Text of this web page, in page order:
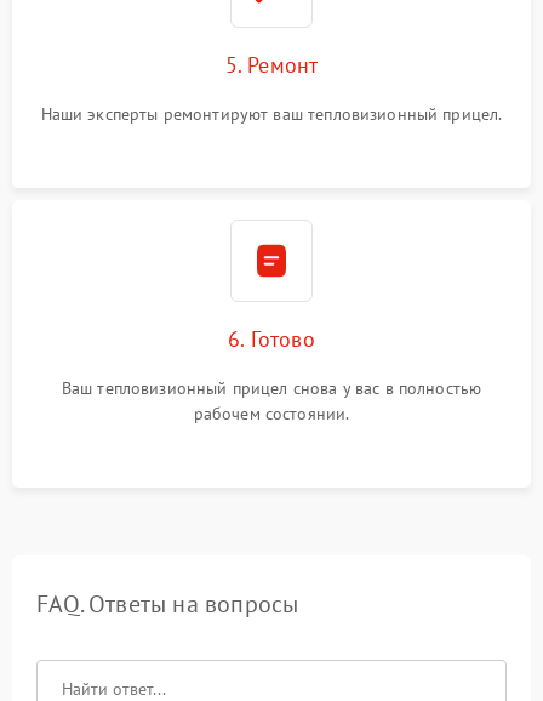
5. Ремонт
Наши эксперты ремонтируют ваш тепловизионный прицел.
6. Готово
Ваш тепловизионный прицел снова у вас в полностью
рабочем состоянии.
FAQ. Ответы на вопросы